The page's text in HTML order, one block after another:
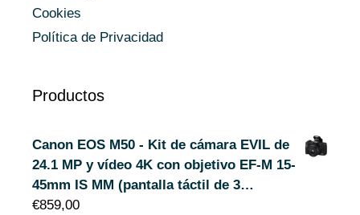
Cookies
Política de Privacidad
Productos
Canon EOS M50 - Kit de cámara EVIL de
24.1 MP y vídeo 4K con objetivo EF-M 15-
45mm IS MM (pantalla táctil de 3…
€859,00